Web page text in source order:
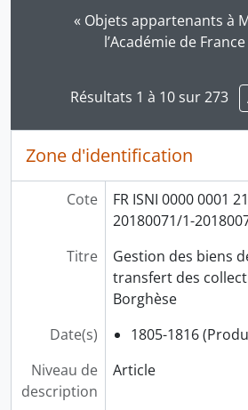
« Objets appartenants à
l’Académie de France
Résultats 1 à 10 sur 273
Zone d'identification
Cote
FR ISNI 0000 0001
20180071/1-
Titre
Gestion des biens
transfert des
Borghèse
Date(s)
1805-1816
Niveau de
description
Article